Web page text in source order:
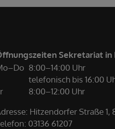
Sekretariat in
8:00–14:00 Uhr
telefonisch bis 16:00
8:00–12:00 Uhr
Hitzendorfer Straße 1,
03136 61207